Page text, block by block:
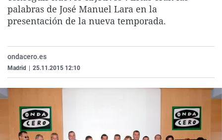
Gente viajera
El colegio invisible
Como el perro y el
Kinótico
Serenarte
Ficciones sonoras
Comunidad de Madrid
Navarra
País Vasco
Ceuta
palabras de José Manuel Lara en la
presentación de la nueva temporada.
ondacero.es
Madrid 25.11.2015 12:10